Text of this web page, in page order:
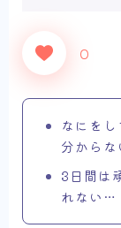
0
なにを
分からな
3日間は
れない…